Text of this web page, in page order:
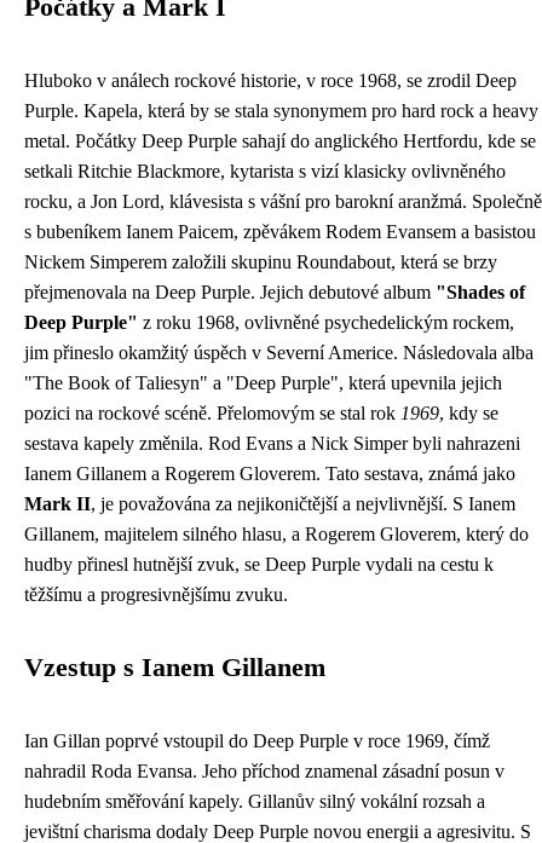
Počátky a Mark I
Hluboko v análech rockové historie, v roce 1968, se zrodil Deep
Purple. Kapela, která by se stala synonymem pro hard rock a heavy
metal. Počátky Deep Purple sahají do anglického Hertfordu, kde se
setkali Ritchie Blackmore, kytarista s vizí klasicky ovlivněného
rocku, a Jon Lord, klávesista s vášní pro barokní aranžmá. Společně
s bubeníkem Ianem Paicem, zpěvákem Rodem Evansem a basistou
Nickem Simperem založili skupinu Roundabout, která se brzy
přejmenovala na Deep Purple. Jejich debutové album "Shades of
Deep Purple" z roku 1968, ovlivněné psychedelickým rockem,
jim přineslo okamžitý úspěch v Severní Americe. Následovala alba
"The Book of Taliesyn" a "Deep Purple", která upevnila jejich
pozici na rockové scéně. Přelomovým se stal rok 1969, kdy se
sestava kapely změnila. Rod Evans a Nick Simper byli nahrazeni
Ianem Gillanem a Rogerem Gloverem. Tato sestava, známá jako
Mark II, je považována za nejikoničtější a nejvlivnější. S Ianem
Gillanem, majitelem silného hlasu, a Rogerem Gloverem, který do
hudby přinesl hutnější zvuk, se Deep Purple vydali na cestu k
těžšímu a progresivnějšímu zvuku.
Vzestup s Ianem Gillanem
Ian Gillan poprvé vstoupil do Deep Purple v roce 1969, čímž
nahradil Roda Evansa. Jeho příchod znamenal zásadní posun v
hudebním směřování kapely. Gillanův silný vokální rozsah a
jevištní charisma dodaly Deep Purple novou energii a agresivitu. S